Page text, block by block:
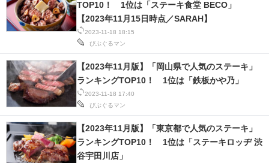
ビジネスと働き方のヒント
AI活用のいまが分かる
企業ITのトレンドを詳説
経営リーダーのコミュニティ
マーケ×ITの今がよく分かる
ITエンジニア向け専門サイト
2023-11-18 18:15
びぶぐるマン
TOP10！ 1位は「ステーキ食堂 BECO」
【2023年11月15日時点／SARAH】
2023-11-18 17:40
びぶぐるマン
【2023年11月版】「岡山県で人気のステーキ」
ランキングTOP10！ 1位は「鉄板かや乃」
【2023年11月版】「東京都で人気のステーキ」
ランキングTOP10！ 1位は「ステーキロッヂ 渋
谷宇田川店」